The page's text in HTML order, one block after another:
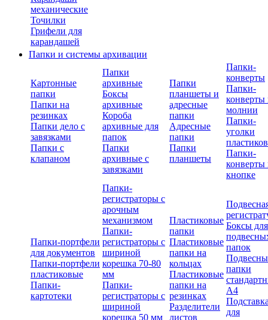
механические
Точилки
Грифели для
карандашей
Папки и системы архивации
Картонные
папки
Папки на
резинках
Папки дело с
завязками
Папки с
клапаном
Папки
архивные
Боксы
архивные
Короба
архивные для
папок
Папки
архивные с
завязками
Папки
планшеты и
адресные
папки
Адресные
папки
Папки
планшеты
Папки-
конверты
Папки-
конверты
молнии
Папки-
уголки
Папки-
конверты
кнопке
Папки-портфели
для документов
Папки-портфели
пластиковые
Папки-
картотеки
Папки-
регистраторы с
арочным
механизмом
Папки-
регистраторы с
шириной
корешка 70-80
мм
Папки-
регистраторы с
шириной
корешка 50 мм
Пластиковые
папки
Пластиковые
папки на
кольцах
Пластиковые
папки на
резинках
Разделители
листов
Боксы для
папок
папки
А4
для